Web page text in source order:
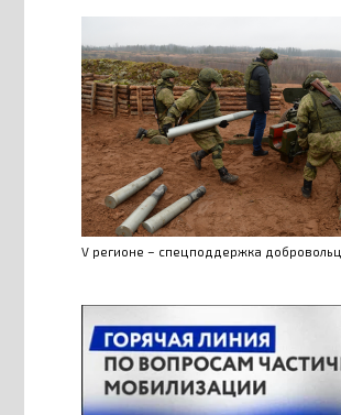
V регионе – спецподдержка